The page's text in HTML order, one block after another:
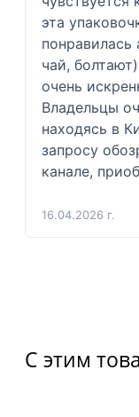
эта
чай,
очень
Владельцы
находясь в
запросу
канале,
16.04.2026 г.
С этим